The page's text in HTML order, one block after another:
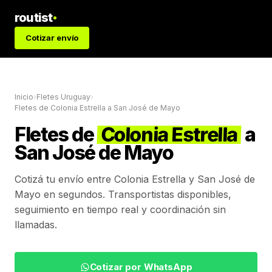
routist
Cotizar envío
Inicio›Fletes Uruguay›
Fletes de Colonia Estrella a San José de Mayo
Fletes de Colonia Estrella a
San José de Mayo
Cotizá tu envío entre Colonia Estrella y San José de
Mayo en segundos. Transportistas disponibles,
seguimiento en tiempo real y coordinación sin
llamadas.
Cotizar por WhatsApp